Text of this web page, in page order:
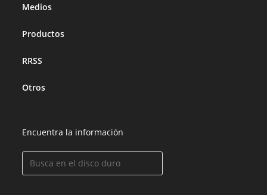
Medios
Productos
RRSS
Otros
Encuentra la información